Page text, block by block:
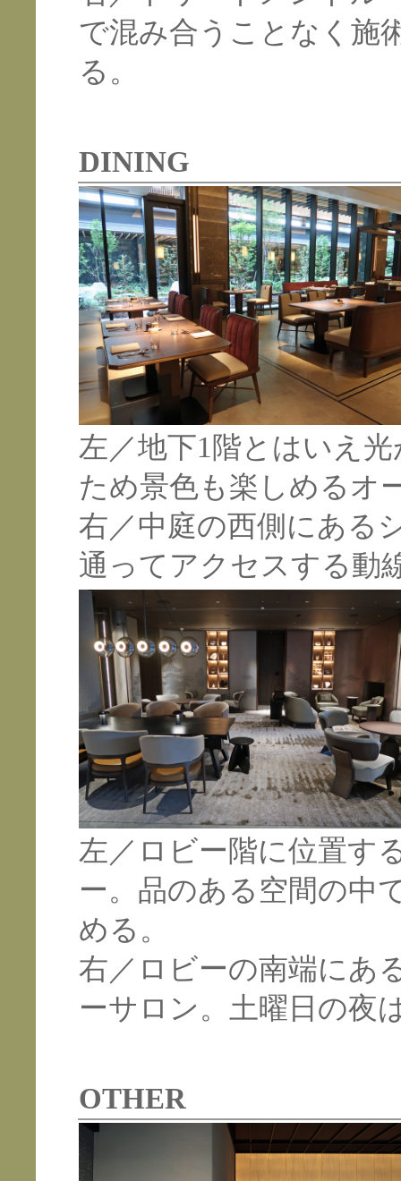
で混み合うことなく施
る。
DINING
左／地下1階とはいえ
ため景色も楽しめるオ
右／中庭の西側にある
通ってアクセスする動
左／ロビー階に位置す
ー。品のある空間の中
める。
右／ロビーの南端にあ
ーサロン。土曜日の夜
OTHER